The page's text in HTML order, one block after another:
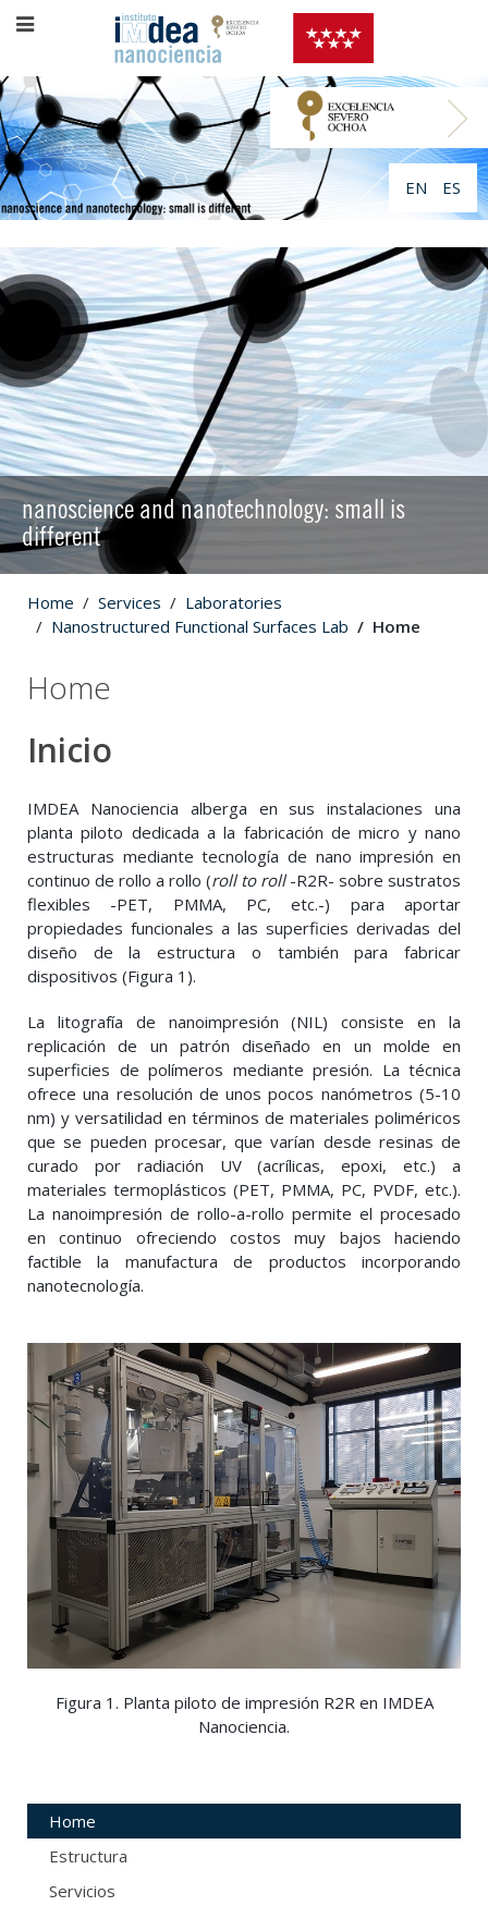
EN ES
nanoscience and nanotechnology: small is
different
Home Services
Laboratories
Nanostructured Functional Surfaces Lab
Home
Home
Inicio
IMDEA Nanociencia alberga en sus instalaciones una
planta piloto dedicada a la fabricación de micro y nano
estructuras mediante tecnología de nano impresión en
continuo de rollo a rollo (roll to roll-R2R- sobre sustratos
flexibles -PET, PMMA, PC, etc.-) para aportar
propiedades funcionales a las superficies derivadas del
diseño de la estructura o también para fabricar
dispositivos (Figura 1).
La litografía de nanoimpresión (NIL) consiste en la
replicación de un patrón diseñado en un molde en
superficies de polímeros mediante presión. La técnica
ofrece una resolución de unos pocos nanómetros (5-10
nm) y versatilidad en términos de materiales poliméricos
que se pueden procesar, que varían desde resinas de
curado por radiación UV (acrílicas, epoxi, etc.) a
materiales termoplásticos (PET, PMMA, PC, PVDF, etc.).
La nanoimpresión de rollo-a-rollo permite el procesado
en continuo ofreciendo costos muy bajos haciendo
factible la manufactura de productos incorporando
nanotecnología.
Figura 1. Planta piloto de impresión R2R en IMDEA
Nanociencia.
Home
Estructura
Servicios